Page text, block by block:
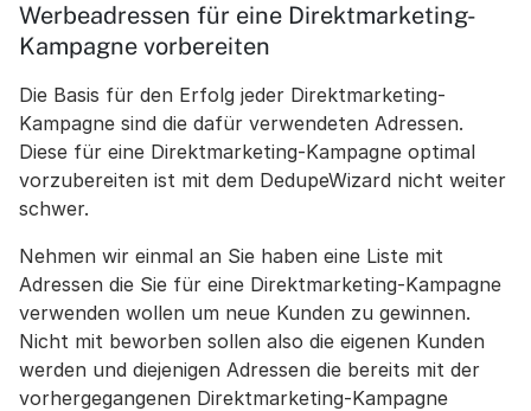
Werbeadressen für eine Direktmarketing-
Kampagne vorbereiten
Die Basis für den Erfolg jeder Direktmarketing-
Kampagne sind die dafür verwendeten Adressen.
Diese für eine Direktmarketing-Kampagne optimal
vorzubereiten ist mit dem DedupeWizard nicht weiter
schwer.
Nehmen wir einmal an Sie haben eine Liste mit
Adressen die Sie für eine Direktmarketing-Kampagne
verwenden wollen um neue Kunden zu gewinnen.
Nicht mit beworben sollen also die eigenen Kunden
werden und diejenigen Adressen die bereits mit der
vorhergegangenen Direktmarketing-Kampagne